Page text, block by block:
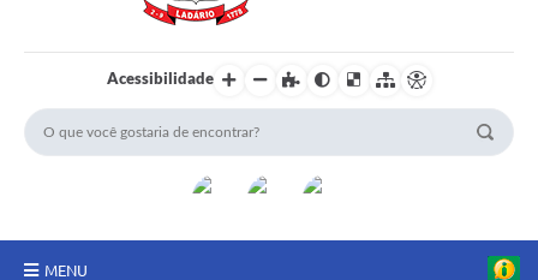
Acessibilidade
MENU